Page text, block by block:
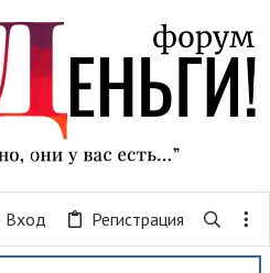
Вход Регистрация